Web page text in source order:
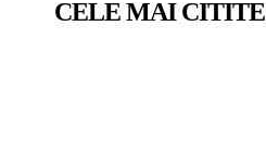
CELE MAI CITITE